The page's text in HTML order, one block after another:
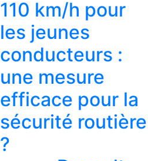
110 km/h pour
les jeunes
conducteurs :
une mesure
efficace pour la
sécurité routière
?